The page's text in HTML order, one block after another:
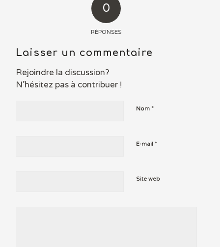
0
RÉPONSES
Laisser un commentaire
Rejoindre la discussion?
N’hésitez pas à contribuer !
Nom *
E-mail *
Site web